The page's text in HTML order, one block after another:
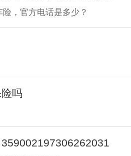
，官方电话是多少？
吗